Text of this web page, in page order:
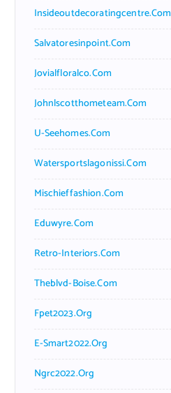
Insideoutdecoratingcentre.com
Salvatoresinpoint.com
Jovialfloralco.com
Johnlscotthometeam.com
U-Seehomes.com
Watersportslagonissi.com
Mischieffashion.com
Eduwyre.com
Retro-Interiors.com
Theblvd-Boise.com
Fpet2023.org
E-Smart2022.org
Ngrc2022.org